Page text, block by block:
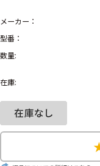
Search by Hotword
Search by Brand
ラルフ ロー
メーカー：
型番：
数量:
在庫: